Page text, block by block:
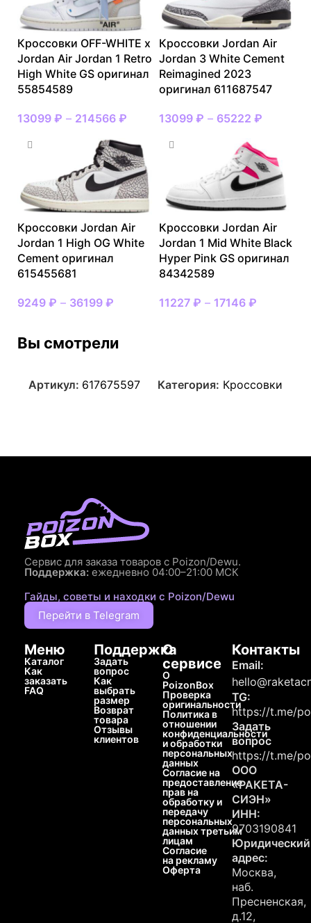
Кроссовки OFF-WHITE x
Jordan Air Jordan 1 Retro
High White GS оригинал
55854589
13099 ₽ – 214566 ₽
Кроссовки Jordan Air
Jordan 3 White Cement
Reimagined 2023
оригинал 611687547
13099 ₽ – 65222 ₽
Кроссовки Jordan Air
Jordan 1 High OG White
Cement оригинал
615455681
9249 ₽ – 36199 ₽
Кроссовки Jordan Air
Jordan 1 Mid White Black
Hyper Pink GS оригинал
84342589
11227 ₽ – 17146 ₽
Вы смотрели
Артикул: 617675597 Категория: Кроссовки
Сервис для заказа товаров с Poizon/Dewu.
Поддержка: ежедневно 04:00–21:00 МСК
Гайды, советы и находки с Poizon/Dewu
Перейти в Telegram
Меню
Каталог
Как
заказать
FAQ
Поддержка
Задать
вопрос
Как
выбрать
размер
Возврат
товара
Отзывы
клиентов
О
сервисе
О
PoizonBox
Проверка
оригинальности
Политика в
отношении
конфиденциальности
и обработки
персональных
данных
Согласие на
предоставление
прав на
обработку и
передачу
персональных
данных третьим
лицам
Согласие
на рекламу
Оферта
Контакты
Email:
TG:
https://t.me/
Задать
вопрос
https://t.me/
ООО
«РАКЕТА-
СИЭН»
ИНН:
9703190841
Юридический
адрес:
Москва,
наб.
Пресненская,
д.12,